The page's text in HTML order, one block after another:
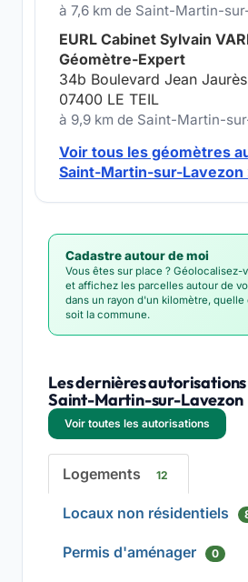
à 7,6 km de Saint-Martin-
EURL Cabinet Sylvain
Géomètre-Expert
34b Boulevard Jean Jaurès
07400 LE TEIL
à 9,9 km de Saint-Martin-
Voir tous les géomètres
Saint-Martin-sur-Lavezon
Cadastre autour de moi
Vous êtes sur place ? Géolocalisez-
et affichez les parcelles autour de
dans un rayon d'un kilomètre, quelle
soit la commune.
Les dernières
Saint-Martin-sur-Lavezon
Voir toutes les autorisations
Logements 12
Locaux non résidentiels
Permis d'aménager 0